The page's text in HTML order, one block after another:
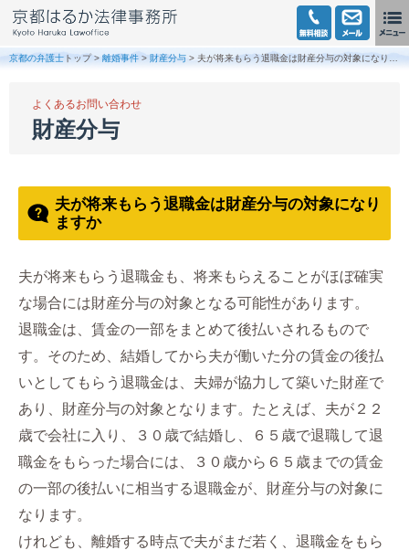
京都の弁護士 トップ > 離婚事件 > 財産分与 > 夫が将来もらう退職金は財産分与の対象になりますか
よくあるお問い合わせ
財産分与
夫が将来もらう退職金は財産分与の対象になり
ますか
夫が将来もらう退職金も、将来もらえることがほぼ確実
な場合には財産分与の対象となる可能性があります。
退職金は、賃金の一部をまとめて後払いされるもので
す。そのため、結婚してから夫が働いた分の賃金の後払
いとしてもらう退職金は、夫婦が協力して築いた財産で
あり、財産分与の対象となります。たとえば、夫が２２
歳で会社に入り、３０歳で結婚し、６５歳で退職して退
職金をもらった場合には、３０歳から６５歳までの賃金
の一部の後払いに相当する退職金が、財産分与の対象に
なります。
けれども、離婚する時点で夫がまだ若く、退職金をもら